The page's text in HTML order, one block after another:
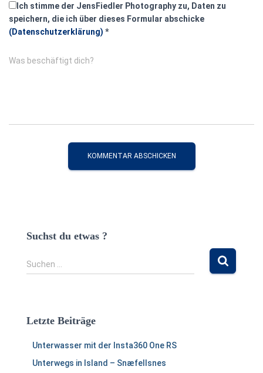
Ich stimme der JensFiedler Photography zu, Daten zu
speichern, die ich über dieses Formular abschicke
(Datenschutzerklärung) *
Was beschäftigt dich?
Suchst du etwas ?
S
u
n
Suchen …
Letzte Beiträge
Unterwasser mit der Insta360 One RS
Unterwegs in Island – Snæfellsnes